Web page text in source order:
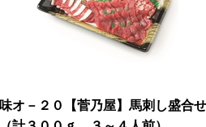
味オ－２０【菅乃屋】馬刺し盛合せ